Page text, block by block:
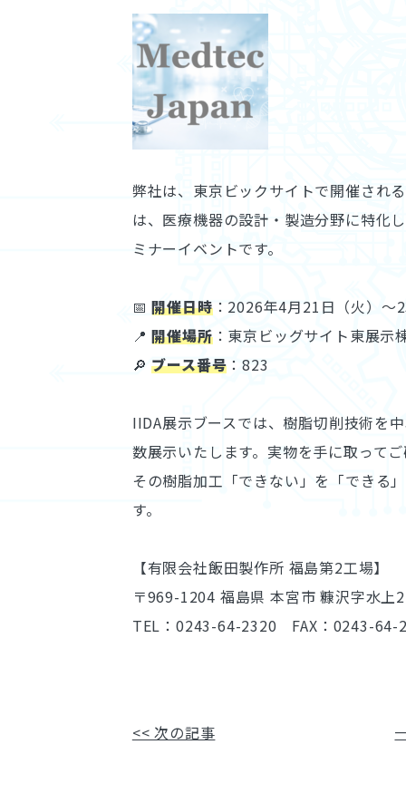
弊社は、東京ビックサイトで開催され
は、医療機器の設計・製造分野に特化
ミナーイベントです。
📅開催日時：2026年4月21日（火）～
📍開催場所：東京ビッグサイト東展示
🔎ブース番号 ：823
IIDA展示ブースでは、樹脂切削技術を
数展示いたします。実物を手に取って
その樹脂加工「できない」を「できる
す。
【有限会社飯田製作所 福島第2工場】
〒969-1204 福島県 本宮市 糠沢字水上
TEL：0243-64-2320 FAX：0243-64-
<< 次の記事